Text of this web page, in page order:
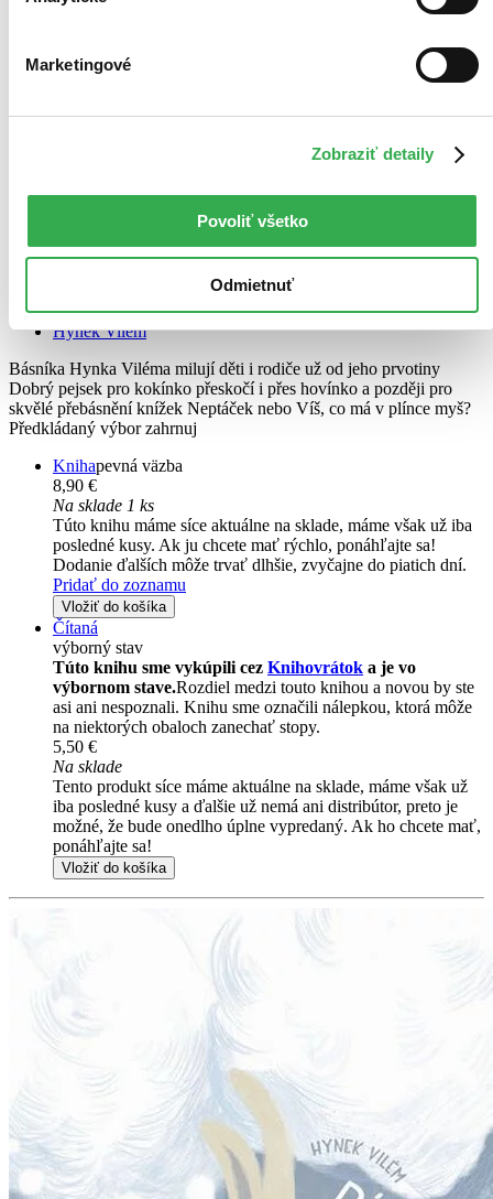
Marketingové
Zobraziť detaily
Povoliť všetko
Odmietnuť
Hynek Vilém
Básníka Hynka Viléma milují děti i rodiče už od jeho prvotiny
Dobrý pejsek pro kokínko přeskočí i přes hovínko a později pro
skvělé přebásnění knížek Neptáček nebo Víš, co má v plínce myš?
Předkládaný výbor zahrnuj
Knihapevná väzba
8,90 €
Na sklade 1 ks
Túto knihu máme síce aktuálne na sklade, máme však už iba
posledné kusy. Ak ju chcete mať rýchlo, ponáhľajte sa!
Dodanie ďalších môže trvať dlhšie, zvyčajne do piatich dní.
Pridať do zoznamu
Vložiť do košíka
Čítaná
výborný stav
Túto knihu sme vykúpili cez Knihovrátok a je vo
výbornom stave.Rozdiel medzi touto knihou a novou by ste
asi ani nespoznali. Knihu sme označili nálepkou, ktorá môže
na niektorých obaloch zanechať stopy.
5,50 €
Na sklade
Tento produkt síce máme aktuálne na sklade, máme však už
iba posledné kusy a ďalšie už nemá ani distribútor, preto je
možné, že bude onedlho úplne vypredaný. Ak ho chcete mať,
ponáhľajte sa!
Vložiť do košíka